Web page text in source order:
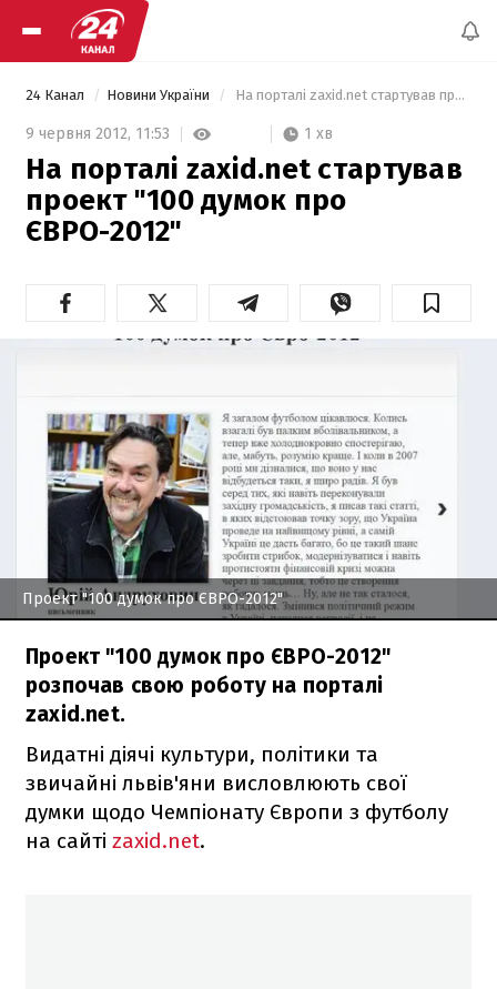
24 Канал Новини України На порталі zaxid.net стартував проект "100 думок про ЄВРО-2012"
9 червня 2012, 11:53 1 хв
На порталі zaxid.net стартував
проект "100 думок про
ЄВРО-2012"
Проект "100 думок про ЄВРО-2012"
Проект "100 думок про ЄВРО-2012"
розпочав свою роботу на порталі
zaxid.net.
Видатні діячі культури, політики та
звичайні львів'яни висловлюють свої
думки щодо Чемпіонату Європи з футболу
на сайті zaxid.net.